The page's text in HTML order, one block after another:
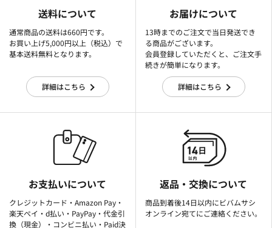
送料について
通常商品の送料は660円です。
お買い上げ5,000円以上（税込）で
基本送料無料となります。
詳細はこちら
お届けについて
13時までのご注文で当日発送でき
る商品がございます。
会員登録していただくと、ご注文手
続きが簡単になります。
詳細はこちら
お支払いについて
クレジットカード・Amazon Pay・
楽天ぺイ・d払い・PayPay・代金引
換（現金）・コンビニ払い・Paid決
返品・交換について
商品到着後14日以内にビバムサシ
オンライン宛てにご連絡ください。